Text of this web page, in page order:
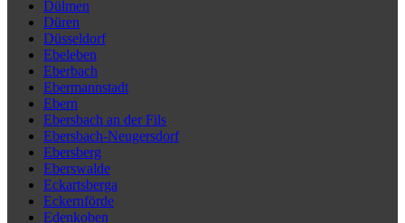
Dülmen
Düren
Düsseldorf
Ebeleben
Eberbach
Ebermannstadt
Ebern
Ebersbach an der Fils
Ebersbach-Neugersdorf
Ebersberg
Eberswalde
Eckartsberga
Eckernförde
Edenkoben